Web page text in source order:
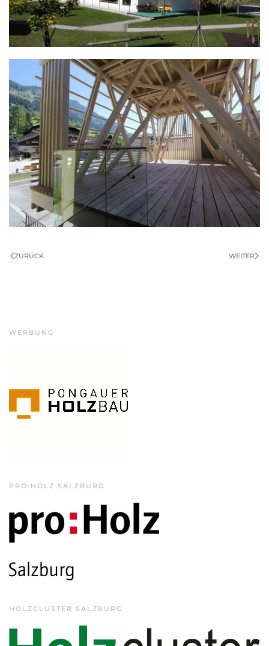
ZURÜCK WEITER
WERBUNG
PRO:HOLZ SALZBURG
HOLZCLUSTER SALZBURG